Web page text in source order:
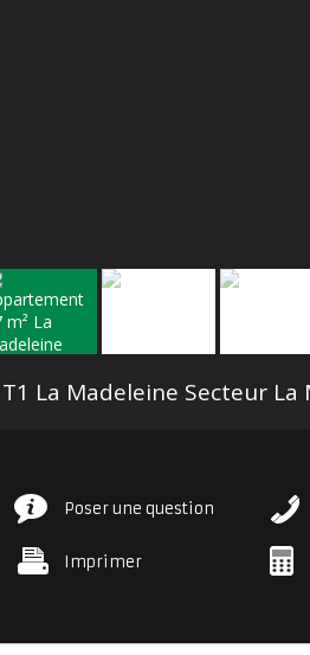
T1 La Madeleine Secteur La
Poser une question
Imprimer